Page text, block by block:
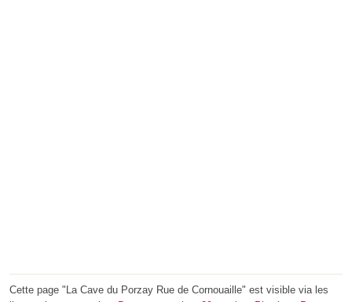
Cette page "La Cave du Porzay Rue de Cornouaille" est visible via les